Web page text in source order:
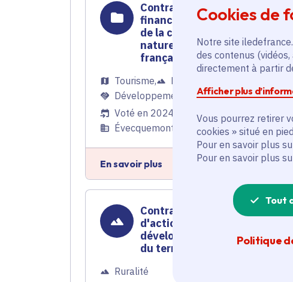
Cookies de
Notre site
des contenus
directement à partir
Afficher plus
Vous pourrez retirer
cookies » situé en
Pour en savoir plus
Pour en savoir plus
Tout
Politique
Contrat rural - Soutien
financier pour la révision
de la charte du Parc
naturel régional du Vexin
français
Tourisme, Ruralité
Développement économique
Voté en 2024
Évecquemont (78) et 97 communes
En savoir plus
Contrat rural - Programme
d'actions pour le
développement durable
du territoire
Ruralité